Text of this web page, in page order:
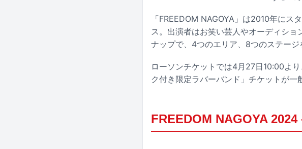
「FREEDOM NAGOYA」は2010年に
ス。出演者はお笑い芸人やオーディシ
ナップで、4つのエリア、8つのステー
ローソンチケットでは4月27日10:00よ
ク付き限定ラバーバンド」チケットが一
FREEDOM NAGOYA